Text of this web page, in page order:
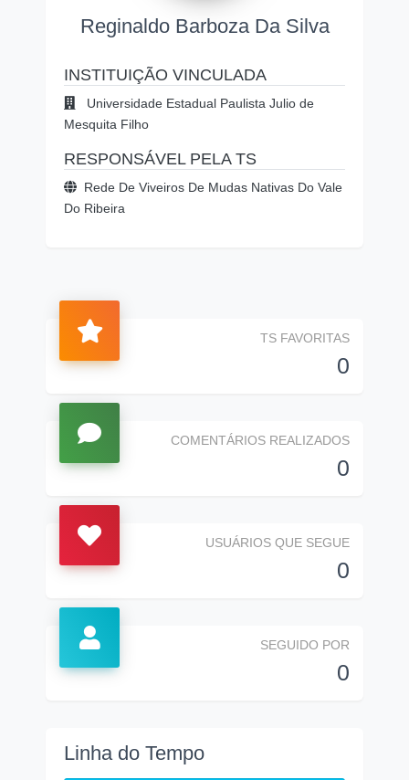
Reginaldo Barboza Da Silva
INSTITUIÇÃO VINCULADA
Universidade Estadual Paulista Julio de
Mesquita Filho
RESPONSÁVEL PELA TS
Rede De Viveiros De Mudas Nativas Do Vale
Do Ribeira
TS FAVORITAS
0
COMENTÁRIOS REALIZADOS
0
USUÁRIOS QUE SEGUE
0
SEGUIDO POR
0
Linha do Tempo